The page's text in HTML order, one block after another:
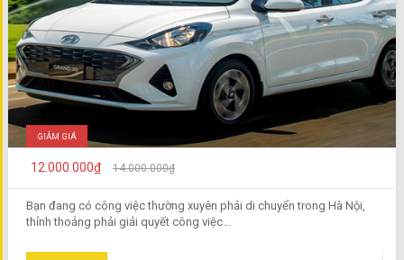
GIẢM GIÁ
12.000.000₫ 14.000.000₫
Bạn đang có công việc thường xuyên phải di chuyển trong Hà Nội,
thỉnh thoảng phải giải quyết công việc...